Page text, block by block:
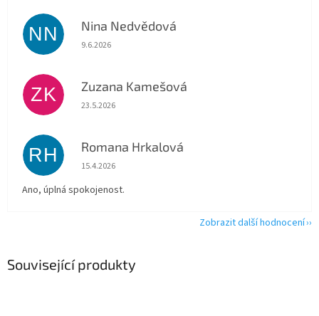
Související produkty
NN Nina Nedvědová
Hodnocení obchodu je 5 z 5 hvězdiček.
9.6.2026
ZK Zuzana Kamešová
Hodnocení obchodu je 5 z 5 hvězdiček.
23.5.2026
RH Romana Hrkalová
Hodnocení obchodu je 5 z 5 hvězdiček.
15.4.2026
Ano, úplná spokojenost.
Zobrazit další hodnocení